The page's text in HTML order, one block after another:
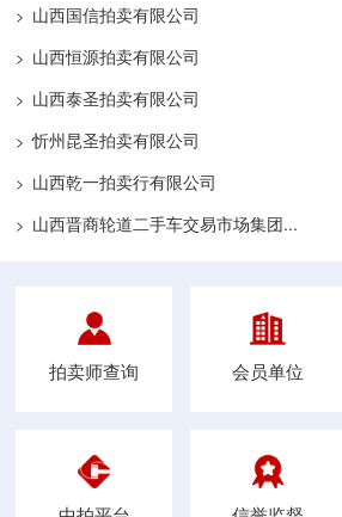
> 山西国信拍卖有限公司
> 山西恒源拍卖有限公司
> 山西泰圣拍卖有限公司
> 忻州昆圣拍卖有限公司
> 山西乾一拍卖行有限公司
> 山西晋商轮道二手车交易市场集团...
拍卖师查询 会员单位